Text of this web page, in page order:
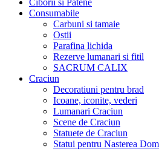
Ciborii si Patene
Consumabile
Carbuni si tamaie
Ostii
Parafina lichida
Rezerve lumanari si fitil
SACRUM CALIX
Craciun
Decoratiuni pentru brad
Icoane, iconite, vederi
Lumanari Craciun
Scene de Craciun
Statuete de Craciun
Statui pentru Nasterea